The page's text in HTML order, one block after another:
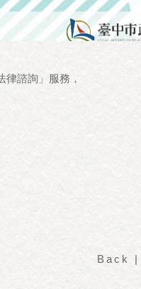
諮詢」服務，
Back |